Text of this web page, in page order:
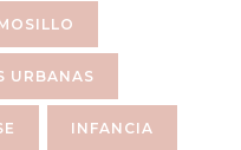
URBANAS
INFANCIA